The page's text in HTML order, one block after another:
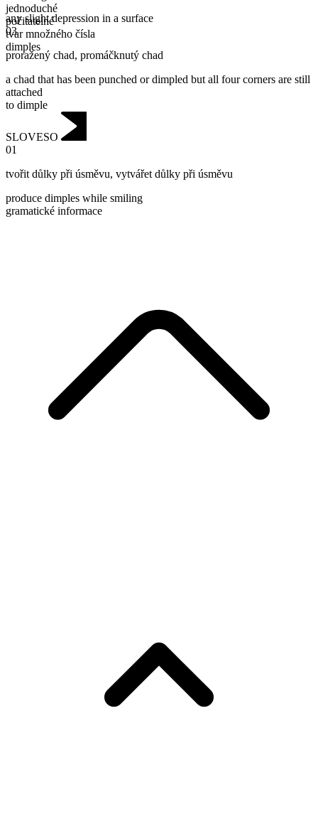
jednoduché
počitatelné
tvar množného čísla
dimples
any slight depression in a surface
03
proražený chad, promáčknutý chad
a chad that has been punched or dimpled but all four corners are still
attached
to dimple
SLOVESO
01
tvořit důlky při úsměvu, vytvářet důlky při úsměvu
produce dimples while smiling
gramatické informace